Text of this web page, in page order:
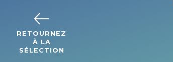
RETOURNEZ
À LA
SÉLECTION